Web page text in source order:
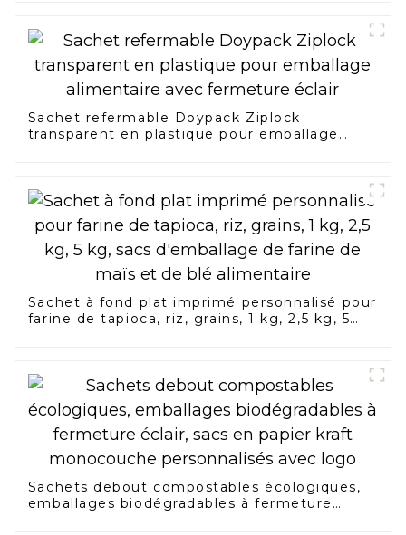
Sachet refermable Doypack Ziplock
transparent en plastique pour emballage
Sachet à fond plat imprimé personnalisé pour
farine de tapioca, riz, grains, 1 kg, 2,5 kg, 5
Sachets debout compostables écologiques,
emballages biodégradables à fermeture